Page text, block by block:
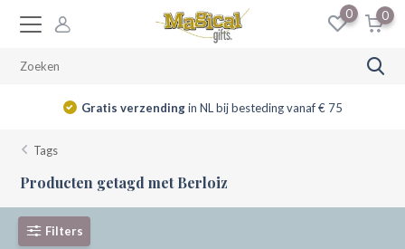
0 0
Gratis verzendingin NL bij besteding vanaf € 75
Tags
Producten getagd met Berloiz
Filters